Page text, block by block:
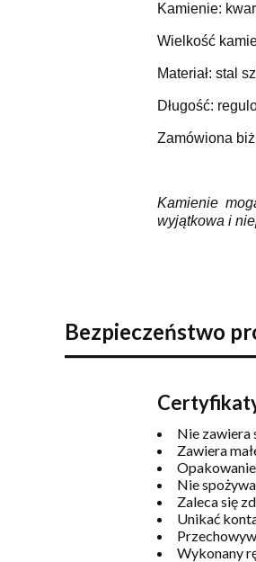
Kamienie:
Wielkość
Materiał: stal
Długość:
Zamówiona
Kamienie
wyjątkowa i
Bezpieczeństwo
Nie zawiera
Zawiera
Opakowanie
Nie
Zaleca się
Unikać
Wykonany